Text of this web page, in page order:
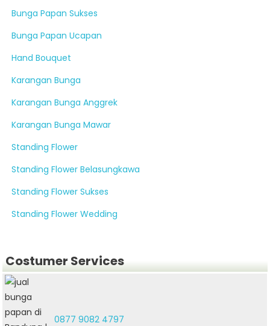
Bunga Papan Sukses
Bunga Papan Ucapan
Hand Bouquet
Karangan Bunga
Karangan Bunga Anggrek
Karangan Bunga Mawar
Standing Flower
Standing Flower Belasungkawa
Standing Flower Sukses
Standing Flower Wedding
Costumer Services
0877 9082 4797